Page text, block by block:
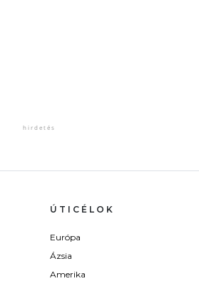
ÚTICÉLOK
Európa
Ázsia
Amerika